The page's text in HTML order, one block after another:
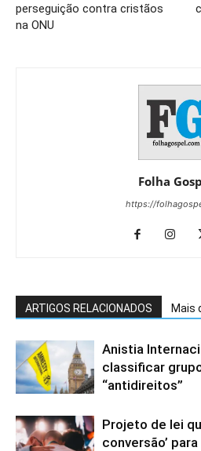
perseguição contra cristãos
na ONU
Folha
https://
ARTIGOS RELACIONADOS Mais
Anistia
classificar
“antidireitos”
Projeto de lei
conversão’